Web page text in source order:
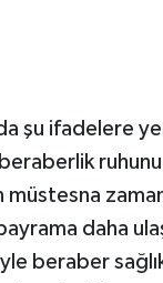
şu ifadelere
müstesna
daha
beraber